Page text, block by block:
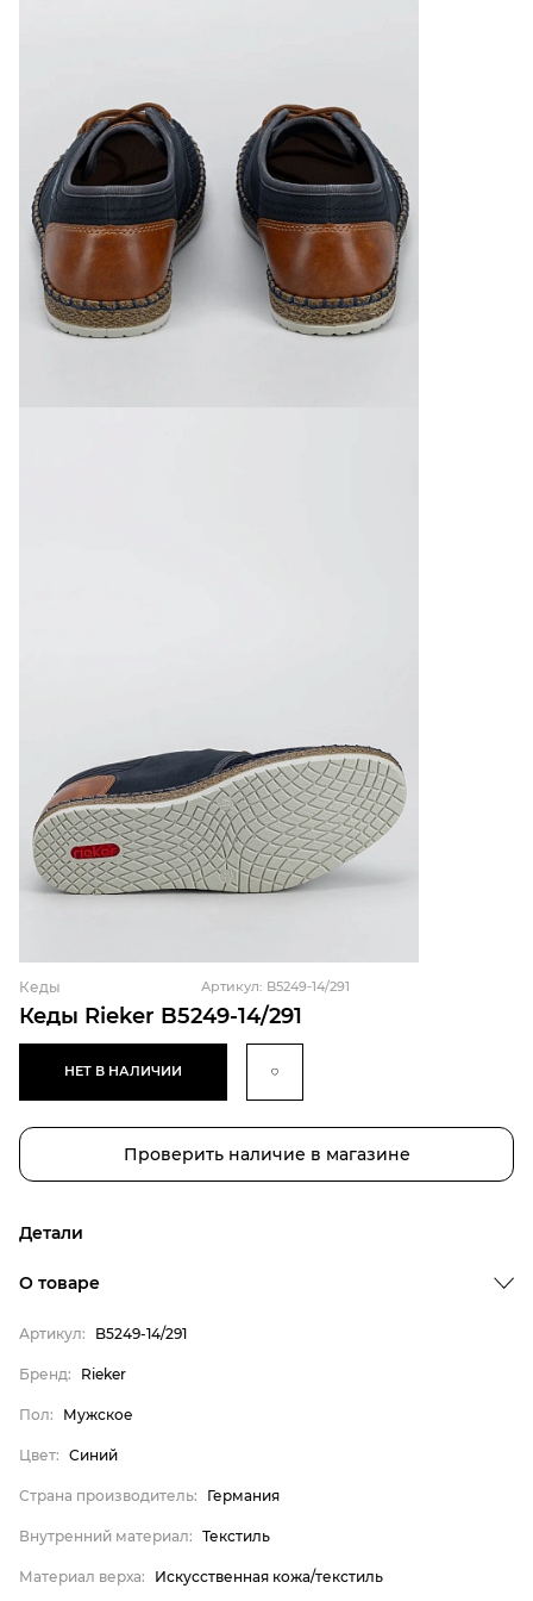
Кеды Rieker B5249-14/291
Кеды Артикул: B5249-14/291
НЕТ В НАЛИЧИИ
Проверить наличие в магазине
Детали
Цвет
Страна производитель
Внутренний материал
О товаре
Артикул: B5249-14/291
Бренд: Rieker
Пол: Мужское
Цвет: Синий
Страна производитель: Германия
Внутренний материал: Текстиль
Материал верха: Искусственная кожа/текстиль